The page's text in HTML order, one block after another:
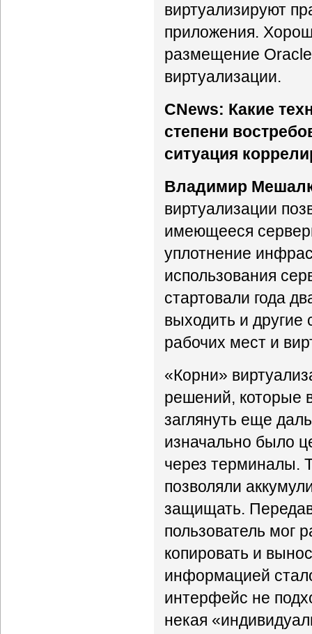
виртуализируют
приложения.
размещение
виртуализации.
CNews: Какие
степени
ситуация
Владимир
виртуализации
имеющееся
уплотнение
использования
стартовали года
выходить и другие
рабочих мест и
«Корни»
решений, которые
заглянуть еще
изначально было
через терминалы.
позволяли
защищать.
пользователь мог
копировать и
информацией
интерфейс не
некая